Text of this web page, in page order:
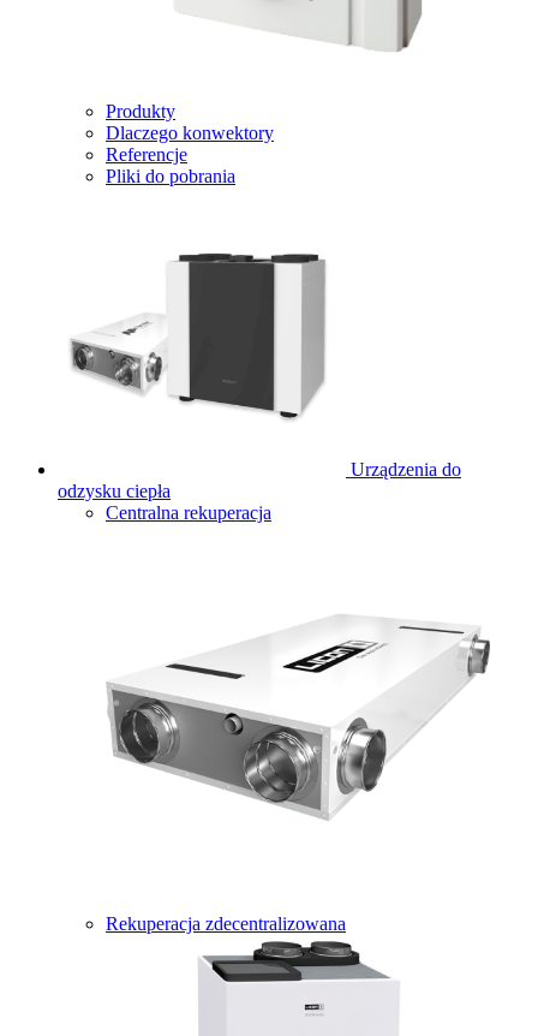
Produkty
Dlaczego konwektory
Referencje
Pliki do pobrania
Urządzenia do
odzysku ciepła
Centralna rekuperacja
Rekuperacja zdecentralizowana